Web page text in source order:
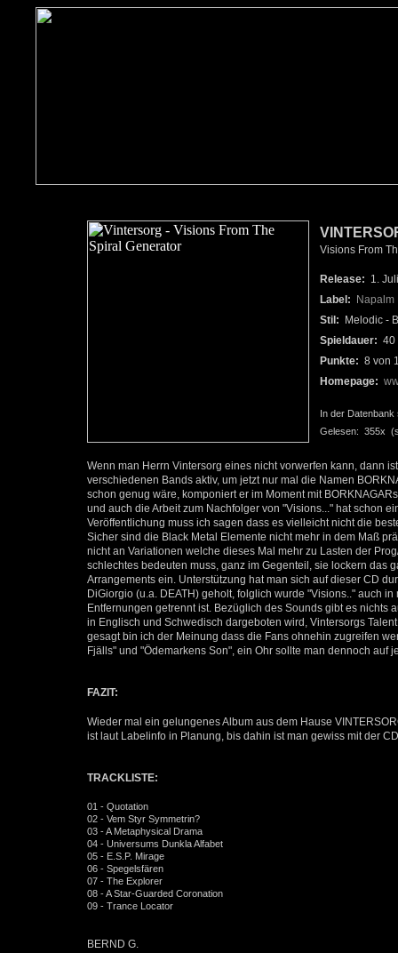
Visions From
Release: 1.
Label:
Napalm
Stil: Melodic -
Spieldauer: 40
Punkte: 8 von
Homepage:
In der Datenbank
Gelesen: 355x
Wenn man Herrn Vintersorg eines nicht vorwerfen kann, dann
verschiedenen Bands aktiv, um jetzt nur mal die Namen
schon genug wäre, komponiert er im Moment mit
und auch die Arbeit zum Nachfolger von "Visions..." hat schon
Veröffentlichung muss ich sagen dass es vielleicht nicht die
Sicher sind die Black Metal Elemente nicht mehr in dem Maß
nicht an Variationen welche dieses Mal mehr zu Lasten der
schlechtes bedeuten muss, ganz im Gegenteil, sie lockern das
Arrangements ein. Unterstützung hat man sich auf dieser CD
DiGiorgio (u.a. DEATH) geholt, folglich wurde "Visions.." auch
Entfernungen getrennt ist. Bezüglich des Sounds gibt es
in Englisch und Schwedisch dargeboten wird, Vintersorgs
gesagt bin ich der Meinung dass die Fans ohnehin zugreifen
Fjälls" und "Ödemarkens Son", ein Ohr sollte man dennoch auf
FAZIT:
Wieder mal ein gelungenes Album aus dem Hause
ist laut Labelinfo in Planung, bis dahin ist man gewiss mit der
TRACKLISTE:
01 - Quotation
02 - Vem Styr Symmetrin?
03 - A Metaphysical Drama
04 - Universums Dunkla Alfabet
05 - E.S.P. Mirage
06 - Spegelsfären
07 - The Explorer
08 - A Star-Guarded Coronation
09 - Trance Locator
BERND G.